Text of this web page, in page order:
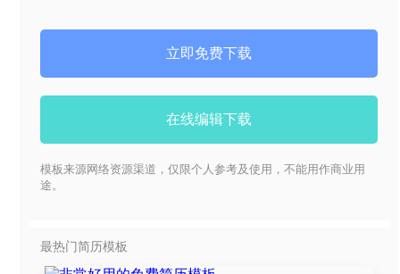
立即免费下载
在线编辑下载
模板来源网络资源渠道，仅限个人参考及使用，不能用作商业用
途。
最热门简历模板